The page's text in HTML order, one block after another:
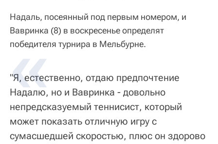
Надаль, посеянный под первым номером, и
Вавринка (8) в воскресенье определят
победителя турнира в Мельбурне.
"Я, естественно, отдаю предпочтение
Надалю, но и Вавринка - довольно
непредсказуемый теннисист, который
может показать отличную игру с
сумасшедшей скоростью, плюс он здорово